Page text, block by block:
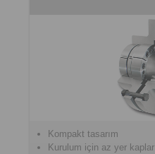
Kompakt tasarım
Kurulum için az yer kaplar